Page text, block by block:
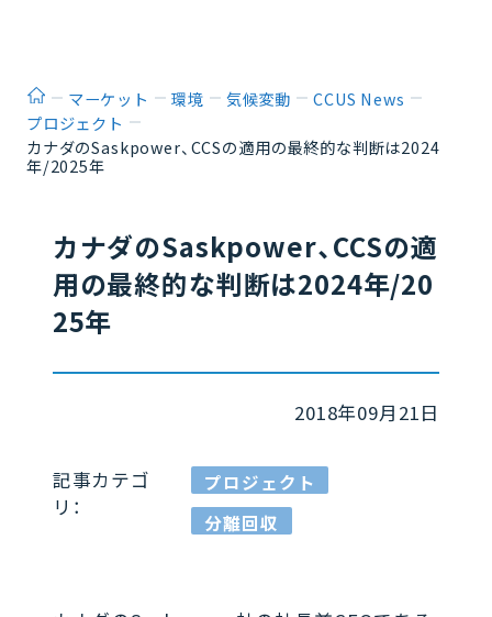
ホームマーケット 環境 気候変動
CCUS News
プロジェクト
カナダのSaskpower、CCSの適用の最終的な判断は2024
年/2025年
カナダのSaskpower、CCSの適
用の最終的な判断は2024年/20
25年
2018年09月21日
記事カテゴ
リ：
プロジェクト
分離回収